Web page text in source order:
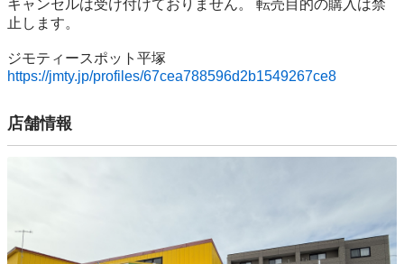
キャンセルは受け付けておりません。 転売⽬的の購⼊は禁
⽌します。
https://jmty.jp/profiles/67cea788596d2b1549267ce8
店舗情報